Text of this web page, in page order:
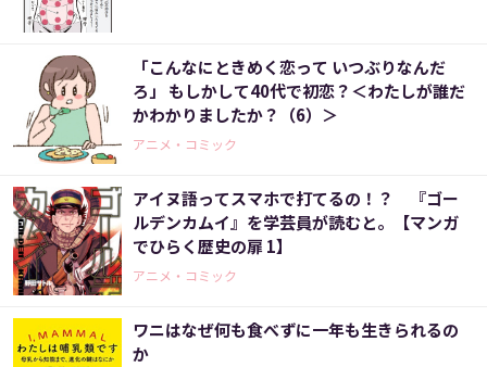
「こんなにときめく恋って いつぶりなんだ
ろ」 もしかして40代で初恋？＜わたしが誰だ
かわかりましたか？（6）＞
アニメ・コミック
アイヌ語ってスマホで打てるの！？ 『ゴー
ルデンカムイ』を学芸員が読むと。【マンガ
でひらく歴史の扉 1】
アニメ・コミック
ワニはなぜ何も食べずに一年も生きられるの
か